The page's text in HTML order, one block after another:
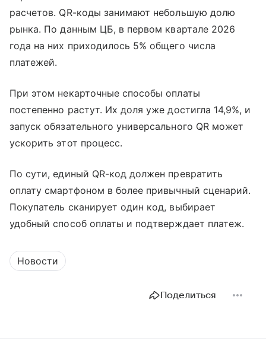
расчетов. QR-коды занимают небольшую долю
рынка. По данным ЦБ, в первом квартале 2026
года на них приходилось 5% общего числа
платежей.
При этом некарточные способы оплаты
постепенно растут. Их доля уже достигла 14,9%, и
запуск обязательного универсального QR может
ускорить этот процесс.
По сути, единый QR-код должен превратить
оплату смартфоном в более привычный сценарий.
Покупатель сканирует один код, выбирает
удобный способ оплаты и подтверждает платеж.
Новости
Поделиться